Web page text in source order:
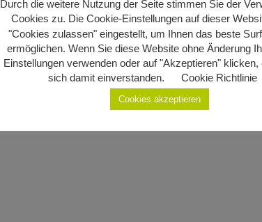
Durch die weitere Nutzung der Seite stimmen Sie der
Cookies zu. Die Cookie-Einstellungen auf dieser
"Cookies zulassen" eingestellt, um Ihnen das beste
ermöglichen. Wenn Sie diese Website ohne Änderung
Einstellungen verwenden oder auf "Akzeptieren" klicken,
sich damit einverstanden.
Cookie Richtlinie
Cookies akzeptieren